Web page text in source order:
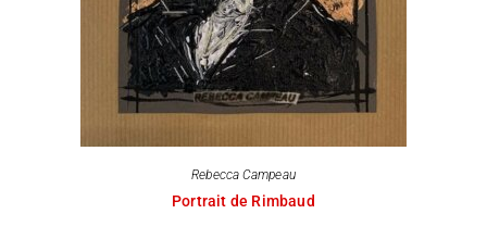
Rebecca Campeau
Portrait de Rimbaud